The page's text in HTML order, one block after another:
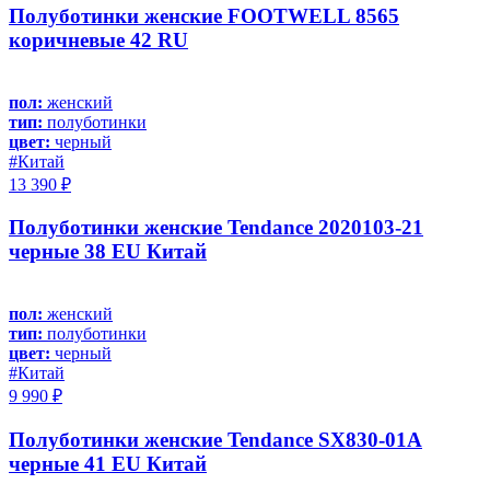
Полуботинки женские FOOTWELL 8565
коричневые 42 RU
пол: женский
тип: полуботинки
цвет: черный
#Китай
13 390 ₽
Полуботинки женские Tendance 2020103-21
черные 38 EU Китай
пол: женский
тип: полуботинки
цвет: черный
#Китай
9 990 ₽
Полуботинки женские Tendance SX830-01A
черные 41 EU Китай